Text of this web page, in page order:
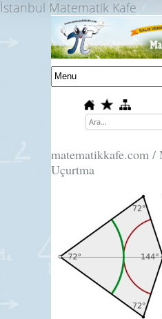
İstanbul Matematik Kafe
matematikkafe.com /
Uçurtma